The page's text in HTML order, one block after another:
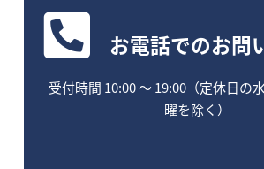
お電話でのお問
受付時間 10:00 〜 19:00（定休日の
曜を除く）